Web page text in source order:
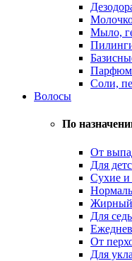
Мыло,
Соли,
Волосы
По
От
Для
Сухие и
Жирный
Для
От
Для